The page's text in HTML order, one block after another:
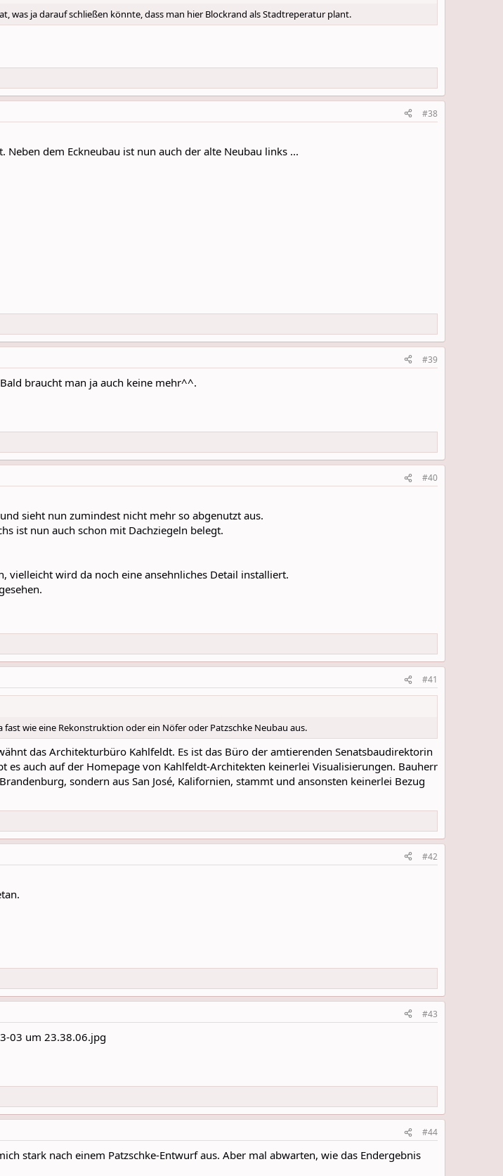
was ja darauf schließen könnte, dass man hier Blockrand als Stadtreperatur plant.
#38
dem Eckneubau ist nun auch der alte Neubau links ...
#39
braucht man ja auch keine mehr^^.
#40
sieht nun zumindest nicht mehr so abgenutzt aus.
ist nun auch schon mit Dachziegeln belegt.
vielleicht wird da noch eine ansehnliches Detail installiert.
#41
wie eine Rekonstruktion oder ein Nöfer oder Patzschke Neubau aus.
das Architekturbüro Kahlfeldt. Es ist das Büro der amtierenden Senatsbaudirektorin
es auch auf der Homepage von Kahlfeldt-Architekten keinerlei Visualisierungen. Bauherr
sondern aus San José, Kalifornien, stammt und ansonsten keinerlei Bezug
#42
#43
#44
stark nach einem Patzschke-Entwurf aus. Aber mal abwarten, wie das Endergebnis